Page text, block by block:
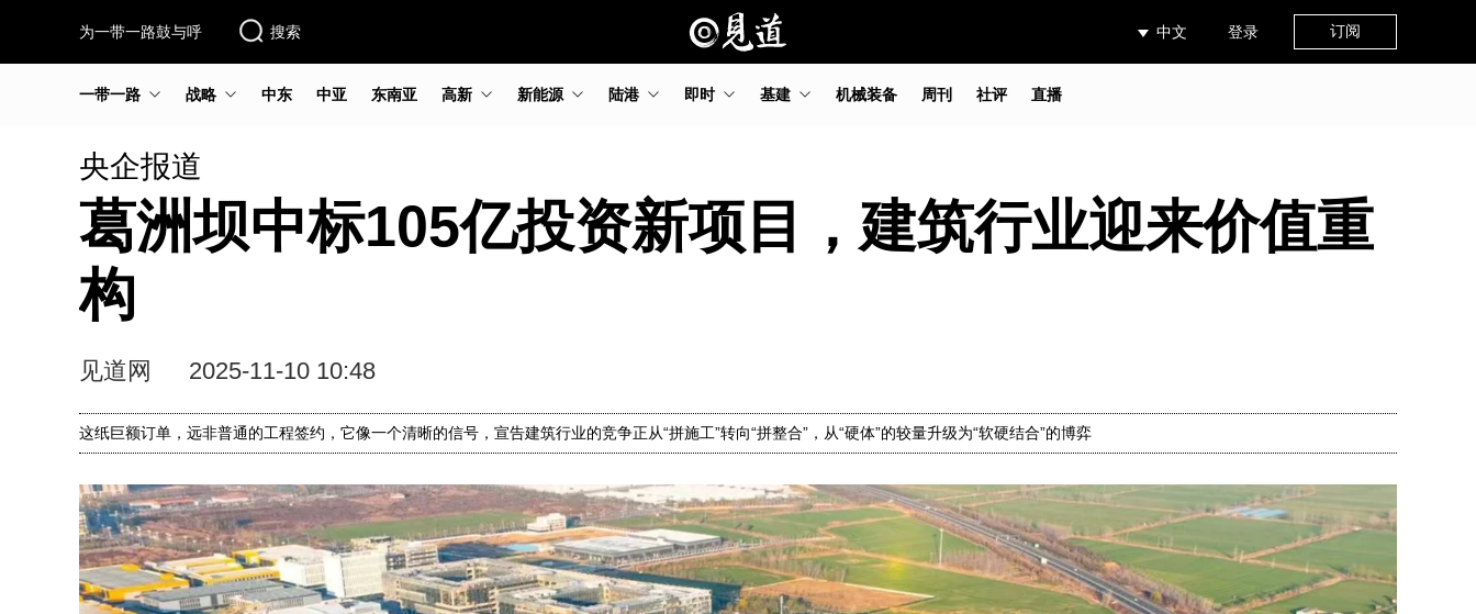
为一带一路鼓与呼 搜索 中文 登录 订阅
一带一路 战略 中东 中亚 东南亚 高新 新能源 陆港 即时 基建 机械装备 周刊 社评 直播
央企报道
葛洲坝中标105亿投资新项目，建筑行业迎来价值重
构
见道网 2025-11-10 10:48
这纸巨额订单，远非普通的工程签约，它像一个清晰的信号，宣告建筑行业的竞争正从“拼施工”转向“拼整合”，从“硬体”的较量升级为“软硬结合”的博弈